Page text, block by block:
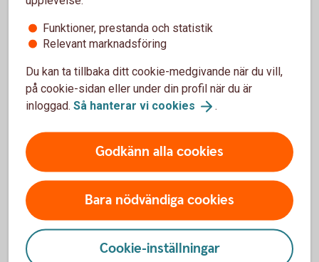
du anmäla det till Transportstyrelsen.
Anmäl/spärra körkort
(transportstyrelsen.se)
Bedrägeri och säkerhet
Påverka din digitala säkerhet
Funktioner, prestanda och statistik
Relevant marknadsföring
Du kan ta tillbaka ditt cookie-medgivande när du vill,
på cookie-sidan eller under din profil när du är
inloggad. Så hanterar vi cookies .
Godkänn alla cookies
Bara nödvändiga cookies
Cookie-inställningar